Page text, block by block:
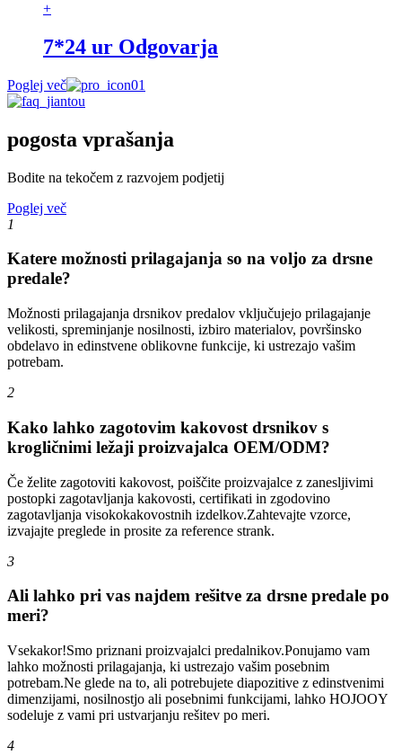
+
7*24 ur Odgovarja
Poglej več
pogosta vprašanja
Bodite na tekočem z razvojem podjetij
Poglej več
1
Katere možnosti prilagajanja so na voljo za drsne
predale?
Možnosti prilagajanja drsnikov predalov vključujejo prilagajanje
velikosti, spreminjanje nosilnosti, izbiro materialov, površinsko
obdelavo in edinstvene oblikovne funkcije, ki ustrezajo vašim
potrebam.
2
Kako lahko zagotovim kakovost drsnikov s
krogličnimi ležaji proizvajalca OEM/ODM?
Če želite zagotoviti kakovost, poiščite proizvajalce z zanesljivimi
postopki zagotavljanja kakovosti, certifikati in zgodovino
zagotavljanja visokokakovostnih izdelkov.Zahtevajte vzorce,
izvajajte preglede in prosite za reference strank.
3
Ali lahko pri vas najdem rešitve za drsne predale po
meri?
Vsekakor!Smo priznani proizvajalci predalnikov.Ponujamo vam
lahko možnosti prilagajanja, ki ustrezajo vašim posebnim
potrebam.Ne glede na to, ali potrebujete diapozitive z edinstvenimi
dimenzijami, nosilnostjo ali posebnimi funkcijami, lahko HOJOOY
sodeluje z vami pri ustvarjanju rešitev po meri.
4